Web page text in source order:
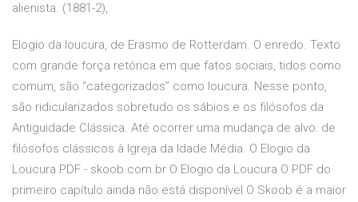
alienista. (1881-2),
Elogio da loucura, de Erasmo de Rotterdam. O enredo. Texto
com grande força retórica em que fatos sociais, tidos como
comum, são “categorizados” como loucura. Nesse ponto,
são ridicularizados sobretudo os sábios e os filósofos da
Antiguidade Clássica. Até ocorrer uma mudança de alvo: de
filósofos clássicos à Igreja da Idade Média. O Elogio da
Loucura PDF - skoob.com.br O Elogio da Loucura O PDF do
primeiro capítulo ainda não está disponível O Skoob é a maior